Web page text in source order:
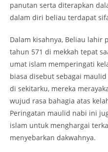
panutan serta diterapkan
dalam diri beliau terdapat
Dalam kisahnya, Beliau lahir
tahun 571 di mekkah tepat
umat islam memperingati
biasa disebut sebagai
di sekitarku, mereka
wujud rasa bahagia atas
Peringatan maulid nabi ini
islam untuk menghargai
menyebarkan dakwahnya.